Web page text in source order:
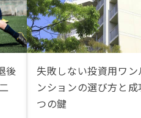
後
失敗しない投資用ワン
ンションの選び方と
つの鍵